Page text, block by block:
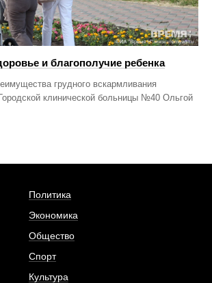
и благополучие ребенка
грудного вскармливания
клинической больницы №40 Ольгой
Политика
Экономика
Общество
Спорт
Культура